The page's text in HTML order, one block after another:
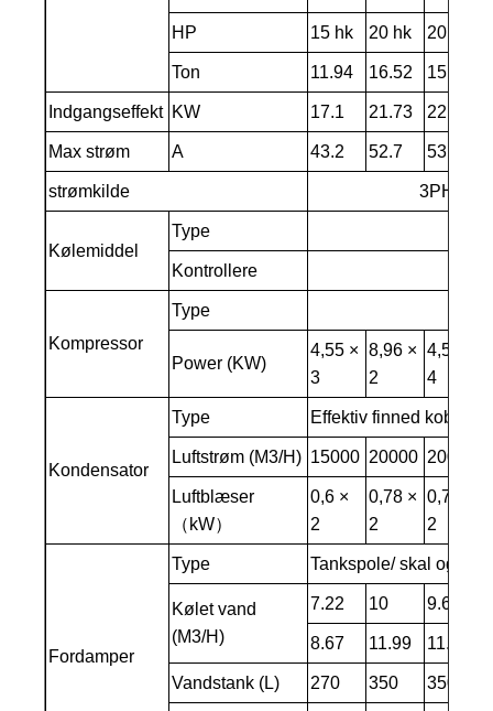
HP 15 hk 20 hk 20 hk
Ton 11.94 16.52 15.9
Indgangseffekt KW 17.1 21.73 22
Max strøm A 43.2 52.7 53.3
strømkilde 3PH ～
Kølemiddel
Type
Kontrollere
Kompressor
Type
Power (KW)
4,55 ×
3
8,96 ×
2
4,55 ×
4
Kondensator
Type Effektiv finned
Luftstrøm (M3/H) 15000 20000 20000
Luftblæser
（kW）
0,6 ×
2
0,78 ×
2
0,78 ×
2
Fordamper
Type Tankspole/ skal og
Kølet vand
(M3/H)
7.22 10 9.6
8.67 11.99 11.51
Vandstank (L) 270 350 350